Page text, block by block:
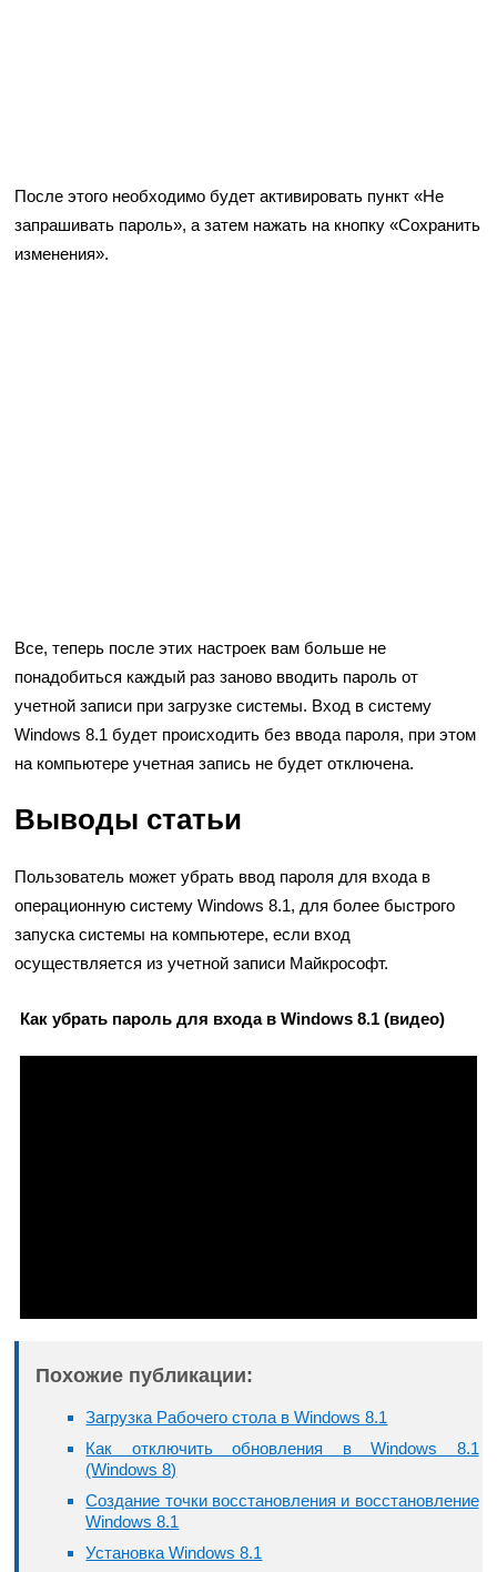
После этого необходимо будет активировать пункт «Не
запрашивать пароль», а затем нажать на кнопку «Сохранить
изменения».
Все, теперь после этих настроек вам больше не
понадобиться каждый раз заново вводить пароль от
учетной записи при загрузке системы. Вход в систему
Windows 8.1 будет происходить без ввода пароля, при этом
на компьютере учетная запись не будет отключена.
Выводы статьи
Пользователь может убрать ввод пароля для входа в
операционную систему Windows 8.1, для более быстрого
запуска системы на компьютере, если вход
осуществляется из учетной записи Майкрософт.
Как убрать пароль для входа в Windows 8.1 (видео)
Похожие публикации:
Загрузка Рабочего стола в Windows 8.1
Как отключить обновления в Windows 8.1
(Windows 8)
Создание точки восстановления и восстановление
Windows 8.1
Установка Windows 8.1